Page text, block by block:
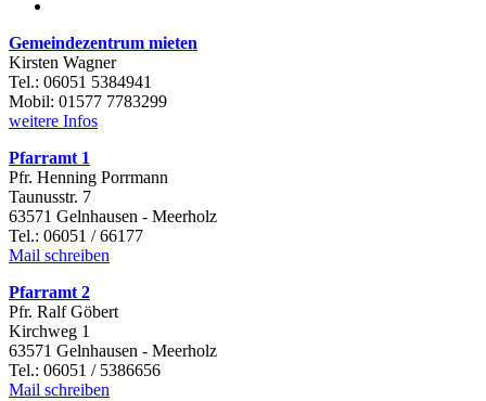
Gemeindezentrum mieten
Kirsten Wagner
Tel.: 06051 5384941
Mobil: 01577 7783299
weitere Infos
Pfarramt 1
Pfr. Henning Porrmann
Taunusstr. 7
63571 Gelnhausen - Meerholz
Tel.: 06051 / 66177
Mail schreiben
Pfarramt 2
Pfr. Ralf Göbert
Kirchweg 1
63571 Gelnhausen - Meerholz
Tel.: 06051 / 5386656
Mail schreiben